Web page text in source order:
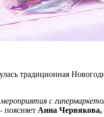
традиционная
с
поясняет Анна Червякова,